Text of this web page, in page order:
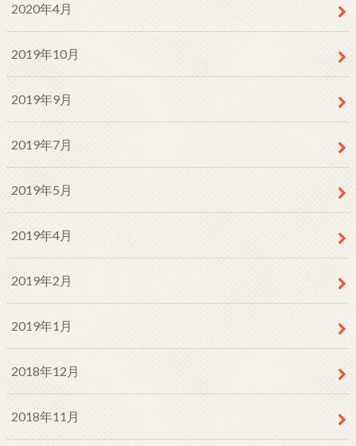
2020年4月
2019年10月
2019年9月
2019年7月
2019年5月
2019年4月
2019年2月
2019年1月
2018年12月
2018年11月